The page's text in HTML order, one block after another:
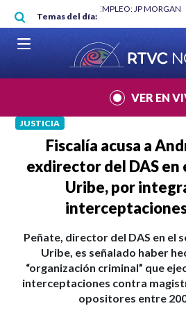
Pasar al contenido principal
Temas del día:
"HABLAR NO ES UN CRIMEN":
VER EN
JUSTICIA
Fiscalía acusa a
exdirector del DAS en
Uribe, por
Peñate, director del DAS en el
Uribe, es señalado haber
“organización criminal” que
interceptaciones contra
opositores entre